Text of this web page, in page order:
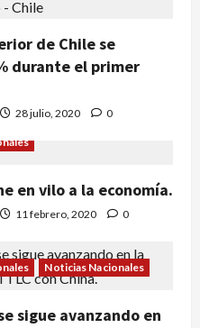
de Chile se
durante el primer
28 julio, 2020 0
en vilo a la economía.
11 febrero, 2020 0
Noticias Nacionales
sigue avanzando en